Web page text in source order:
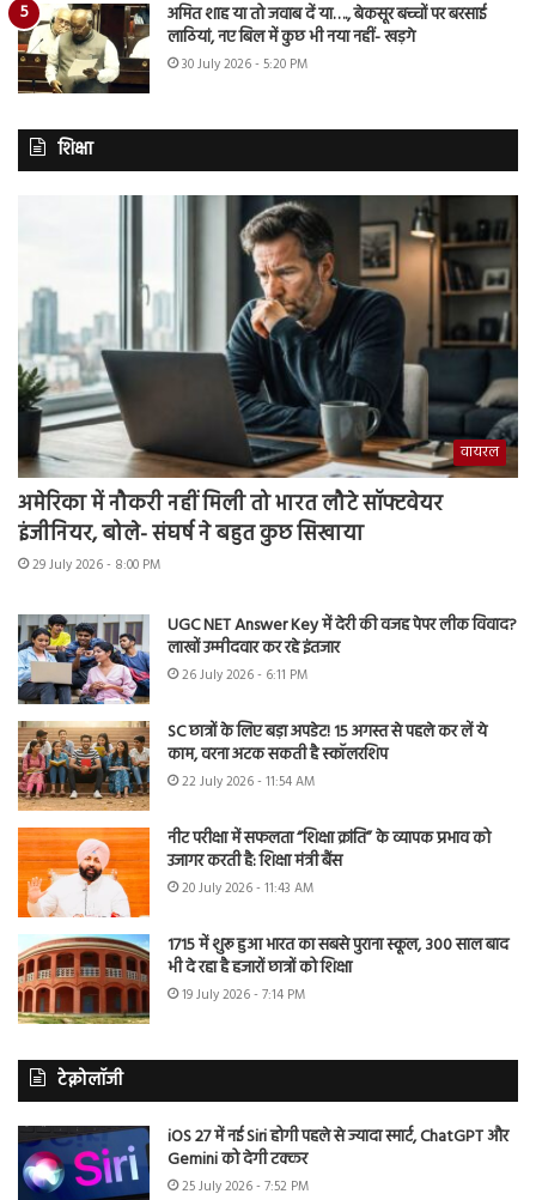
अमित शाह या तो जवाब दें या…., बेकसूर बच्चों पर बरसाई
लाठियां, नए बिल में कुछ भी नया नहीं- खड़गे
30 July 2026 - 5:20 PM
शिक्षा
वायरल
अमेरिका में नौकरी नहीं मिली तो भारत लौटे सॉफ्टवेयर
इंजीनियर, बोले- संघर्ष ने बहुत कुछ सिखाया
29 July 2026 - 8:00 PM
UGC NET Answer Key में देरी की वजह पेपर लीक विवाद?
लाखों उम्मीदवार कर रहे इंतजार
26 July 2026 - 6:11 PM
SC छात्रों के लिए बड़ा अपडेट! 15 अगस्त से पहले कर लें ये
काम, वरना अटक सकती है स्कॉलरशिप
22 July 2026 - 11:54 AM
नीट परीक्षा में सफलता “शिक्षा क्रांति” के व्यापक प्रभाव को
उजागर करती है: शिक्षा मंत्री बैंस
20 July 2026 - 11:43 AM
1715 में शुरू हुआ भारत का सबसे पुराना स्कूल, 300 साल बाद
भी दे रहा है हजारों छात्रों को शिक्षा
19 July 2026 - 7:14 PM
टेक्नोलॉजी
iOS 27 में नई Siri होगी पहले से ज्यादा स्मार्ट, ChatGPT और
Gemini को देगी टक्कर
25 July 2026 - 7:52 PM